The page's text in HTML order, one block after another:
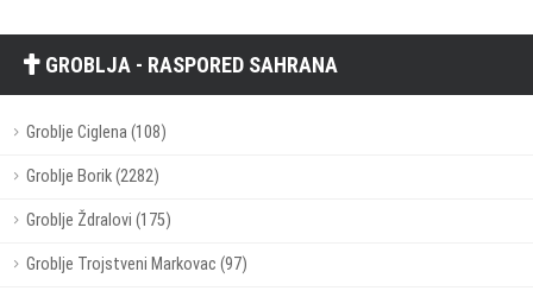
GROBLJA - RASPORED SAHRANA
Groblje Ciglena (108)
Groblje Borik (2282)
Groblje Ždralovi (175)
Groblje Trojstveni Markovac (97)